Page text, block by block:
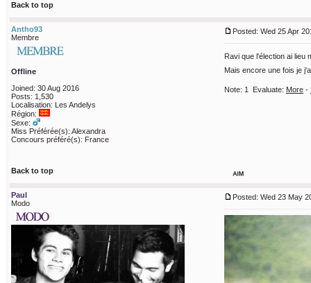
Back to top
Antho93
Membre
Offline
Joined: 30 Aug 2016
Posts: 1,530
Localisation: Les Andelys
Région:
Sexe:
Miss Préférée(s): Alexandra
Concours préféré(s): France
Posted: Wed 25 Apr
Ravi que l'élection ai lieu
Mais encore une fois je
Note: 1 Evaluate: More -
Back to top
Paul
Modo
Posted: Wed 23 May